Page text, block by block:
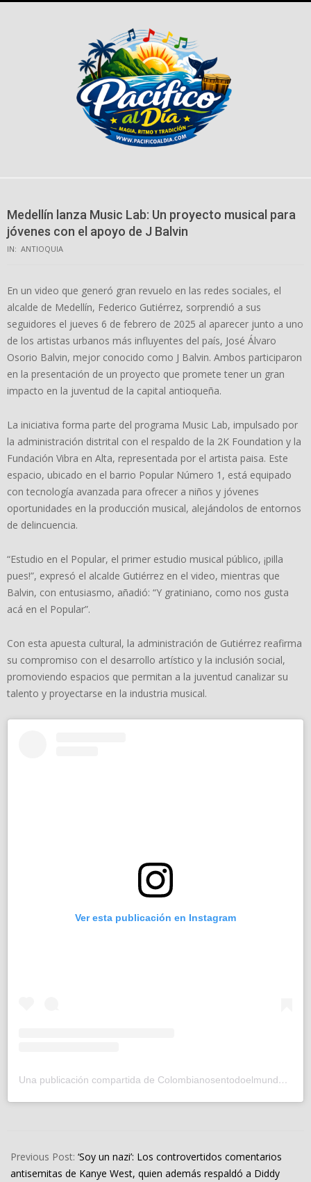
Medellín lanza Music Lab: Un proyecto musical para
jóvenes con el apoyo de J Balvin
IN: ANTIOQUIA
En un video que generó gran revuelo en las redes sociales, el
alcalde de Medellín, Federico Gutiérrez, sorprendió a sus
seguidores el jueves 6 de febrero de 2025 al aparecer junto a uno
de los artistas urbanos más influyentes del país, José Álvaro
Osorio Balvin, mejor conocido como J Balvin. Ambos participaron
en la presentación de un proyecto que promete tener un gran
impacto en la juventud de la capital antioqueña.
La iniciativa forma parte del programa Music Lab, impulsado por
la administración distrital con el respaldo de la 2K Foundation y la
Fundación Vibra en Alta, representada por el artista paisa. Este
espacio, ubicado en el barrio Popular Número 1, está equipado
con tecnología avanzada para ofrecer a niños y jóvenes
oportunidades en la producción musical, alejándolos de entornos
de delincuencia.
“Estudio en el Popular, el primer estudio musical público, ¡pilla
pues!”, expresó el alcalde Gutiérrez en el video, mientras que
Balvin, con entusiasmo, añadió: “Y gratiniano, como nos gusta
acá en el Popular”.
Con esta apuesta cultural, la administración de Gutiérrez reafirma
su compromiso con el desarrollo artístico y la inclusión social,
promoviendo espacios que permitan a la juventud canalizar su
talento y proyectarse en la industria musical.
Ver esta publicación en Instagram
Una publicación compartida de Colombianosentodoelmundo (@colombianosentodoelmundo)
02-
07
Previous Post: ‘Soy un nazi’: Los controvertidos comentarios
antisemitas de Kanye West, quien además respaldó a Diddy